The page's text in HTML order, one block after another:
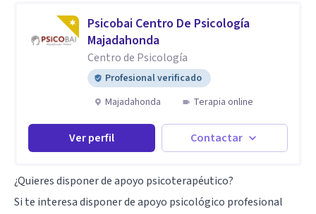
Psicobai Centro De Psicología
Majadahonda
Centro de Psicología
Profesional verificado
Majadahonda
Terapia online
Ver perfil Contactar
¿Quieres disponer de apoyo psicoterapéutico?
Si te interesa disponer de apoyo psicológico profesional